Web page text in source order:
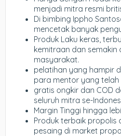
menjadi mitra resmi
Di bimbing Ippho
mencetak banyak
Produk Laku keras,
kemitraan dan semakin
masyarakat.
pelatihan yang hampir
para mentor yang telah
gratis ongkir dan COD
seluruh mitra se-
Margin Tinggi hingga
Produk terbaik propolis
pesaing di market